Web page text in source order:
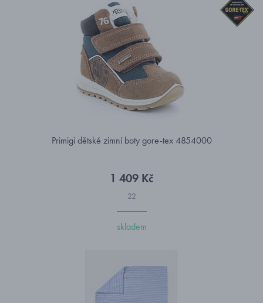
Primigi dětské zimní boty gore-tex 4854000
1 409 Kč
22
skladem